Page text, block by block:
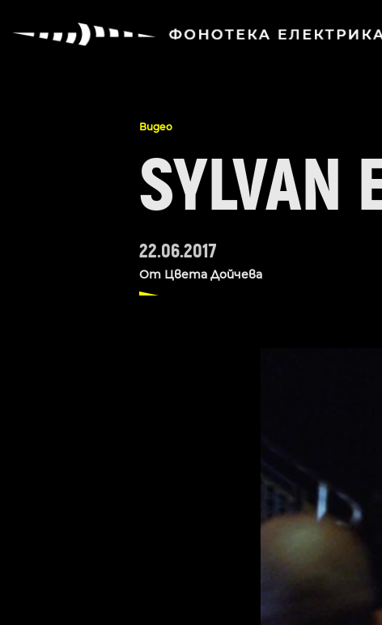
Видео
SYLVAN
22.06.2017
От Цвета Дойчева